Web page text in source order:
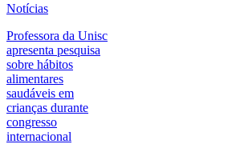
Notícias
Professora da Unisc
apresenta pesquisa
sobre hábitos
alimentares
saudáveis em
crianças durante
congresso
internacional